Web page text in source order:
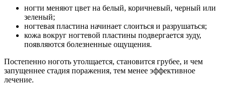
ногти меняют цвет на белый, коричневый, черный или
зеленый;
ногтевая пластина начинает слоиться и разрушаться;
кожа вокруг ногтевой пластины подвергается зуду,
появляются болезненные ощущения.
Постепенно ноготь утолщается, становится грубее, и чем
запущеннее стадия поражения, тем менее эффективное
лечение.